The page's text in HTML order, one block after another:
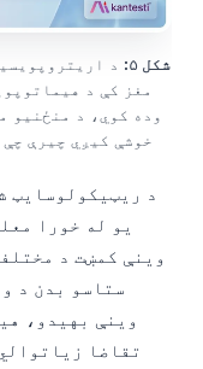
شکل ۵:
د
مغز کې د
وده کوي، د منځنیو
د ریټیکولوسایټ
یو له خورا
وینې کمښت د
ستاسو بدن د
وینې بهیدو،
تقاضا